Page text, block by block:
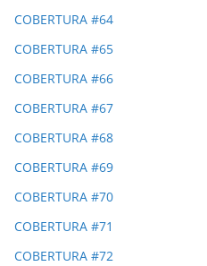
COBERTURA #64
COBERTURA #65
COBERTURA #66
COBERTURA #67
COBERTURA #68
COBERTURA #69
COBERTURA #70
COBERTURA #71
COBERTURA #72